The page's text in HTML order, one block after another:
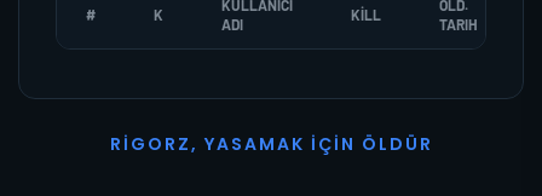
# K
KULLANICI
ADI
KILL
ÖLD.
TARIH
R I G O R Z, YASAMAK İ ÇI N Ö L D Ü R